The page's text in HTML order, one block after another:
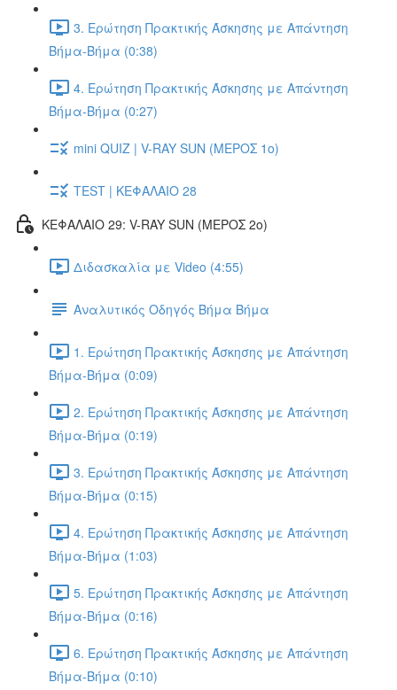
3. Ερώτηση Πρακτικής Άσκησης με Απάντηση
Βήμα-Βήμα (0:38)
4. Ερώτηση Πρακτικής Άσκησης με Απάντηση
Βήμα-Βήμα (0:27)
mini QUIZ | V-RAY SUN (ΜΕΡΟΣ 1o)
TEST | ΚΕΦΑΛΑΙΟ 28
ΚΕΦΑΛΑΙΟ 29: V-RAY SUN (ΜΕΡΟΣ 2o)
Διδασκαλία με Video (4:55)
Αναλυτικός Οδηγός Βήμα Βήμα
1. Ερώτηση Πρακτικής Άσκησης με Απάντηση
Βήμα-Βήμα (0:09)
2. Ερώτηση Πρακτικής Άσκησης με Απάντηση
Βήμα-Βήμα (0:19)
3. Ερώτηση Πρακτικής Άσκησης με Απάντηση
Βήμα-Βήμα (0:15)
4. Ερώτηση Πρακτικής Άσκησης με Απάντηση
Βήμα-Βήμα (1:03)
5. Ερώτηση Πρακτικής Άσκησης με Απάντηση
Βήμα-Βήμα (0:16)
6. Ερώτηση Πρακτικής Άσκησης με Απάντηση
Βήμα-Βήμα (0:10)